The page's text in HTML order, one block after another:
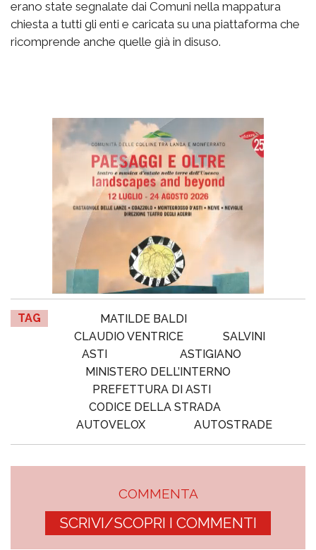
erano state segnalate dai Comuni nella mappatura
chiesta a tutti gli enti e caricata su una piattaforma che
ricomprende anche quelle già in disuso.
TAG
MATILDE BALDI
CLAUDIO VENTRICE
SALVINI
ASTI
ASTIGIANO
MINISTERO DELL’INTERNO
PREFETTURA DI ASTI
CODICE DELLA STRADA
AUTOVELOX
AUTOSTRADE
COMMENTA
SCRIVI/SCOPRI I COMMENTI